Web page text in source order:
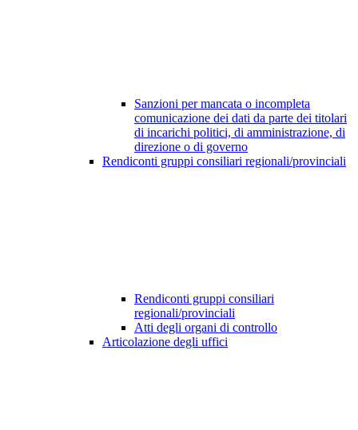
Sanzioni per mancata o incompleta
comunicazione dei dati da parte dei titolari
di incarichi politici, di amministrazione, di
direzione o di governo
Rendiconti gruppi consiliari regionali/provinciali
Rendiconti gruppi consiliari
regionali/provinciali
Atti degli organi di controllo
Articolazione degli uffici